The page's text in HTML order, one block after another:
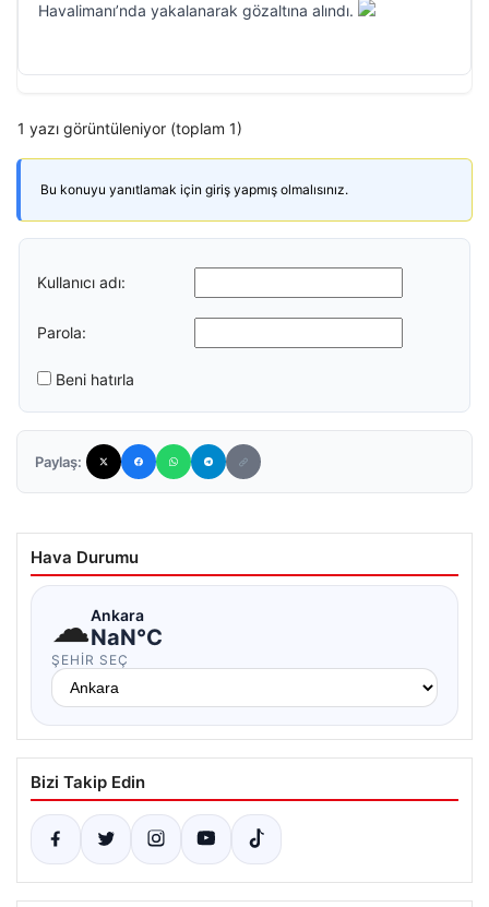
Havalimanı’nda yakalanarak gözaltına alındı.
1 yazı görüntüleniyor (toplam 1)
Bu konuyu yanıtlamak için giriş yapmış olmalısınız.
Kullanıcı adı:
Parola:
Beni hatırla
Paylaş:
Hava Durumu
☁Ankara
NaN°C
ŞEHIR SEÇ
Bizi Takip Edin